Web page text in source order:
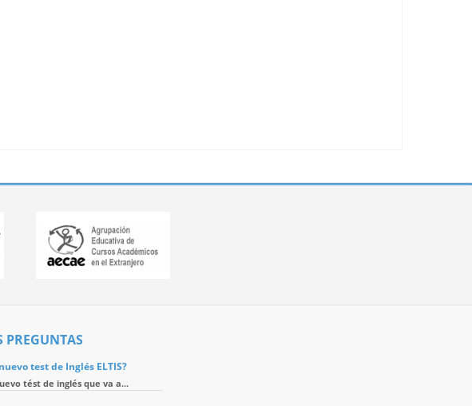
PREGUNTAS
test de Inglés ELTIS?
tést de inglés que va a...